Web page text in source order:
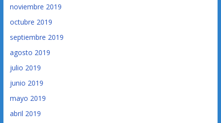
noviembre 2019
octubre 2019
septiembre 2019
agosto 2019
julio 2019
junio 2019
mayo 2019
abril 2019